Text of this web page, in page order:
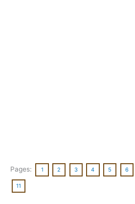
Pages: 1 2 3 4 5 6
11